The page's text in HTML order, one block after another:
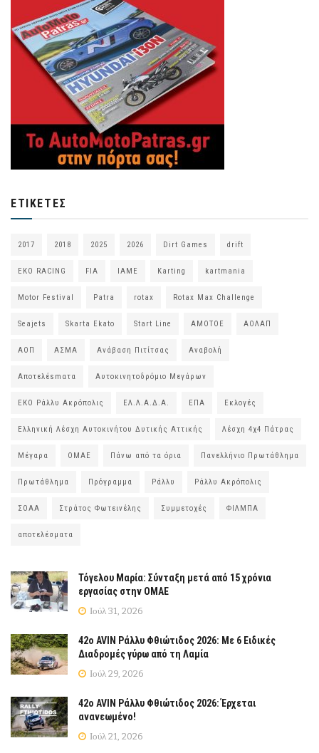
ΕΤΙΚΈΤΕΣ
2017 2018 2025 2026 Dirt Games drift
EKO RACING FIA IAME Karting kartmania
Motor Festival Patra rotax Rotax Max Challenge
Seajets Skarta Ekato Start Line ΑΜΟΤΟΕ ΑΟΛΑΠ
ΑΟΠ ΑΣΜΑ Ανάβαση Πιτίτσας Αναβολή
Αποτελέsmατα Αυτοκινητοδρόμιο Μεγάρων
ΕΚΟ Ράλλυ Ακρόπολις ΕΛ.Λ.Α.Δ.Α. ΕΠΑ Εκλογές
Ελληνική Λέσχη Αυτοκινήτου Δυτικής Αττικής Λέσχη 4χ4 Πάτρας
Μέγαρα ΟΜΑΕ Πάνω από τα όρια Πανελλήνιο Πρωτάθλημα
Πρωτάθλημα Πρόγραμμα Ράλλυ Ράλλυ Ακρόπολις
ΣΟΑΑ Στράτος Φωτεινέλης Συμμετοχές ΦΙΛΜΠΑ
αποτελέσματα
Τόγελου Μαρία: Σύνταξη μετά από 15 χρόνια
εργασίας στην ΟΜΑΕ
Ιούλ 31, 2026
42ο AVIN Ράλλυ Φθιώτιδος 2026: Με 6 Ειδικές
Διαδρομές γύρω από τη Λαμία
Ιούλ 29, 2026
42ο AVIN Ράλλυ Φθιώτιδος 2026: Έρχεται
ανανεωμένο!
Ιούλ 21, 2026